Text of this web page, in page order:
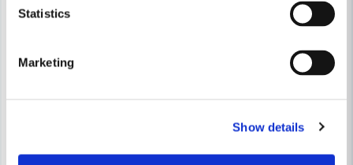
Statistics
Marketing
Show details
Bosch GTS 18V-216 Klyvsåg 18V BITURBO 216mm (utan